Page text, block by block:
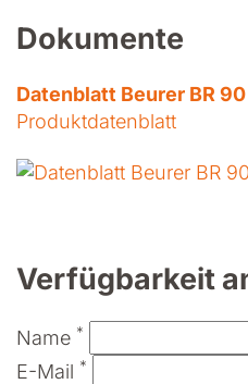
Dokumente
Datenblatt Beurer BR 90
Produktdatenblatt
Verfügbarkeit
Name *
E-Mail *